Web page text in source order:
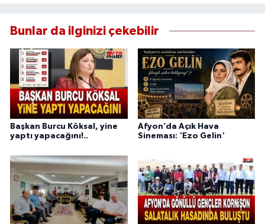
Bunlar da ilginizi çekebilir
Başkan Burcu Köksal, yine
yaptı yapacağını!..
Afyon’da Açık Hava
Sineması: 'Ezo Gelin'